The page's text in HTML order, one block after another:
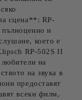
сцена**: RP-
пълноценно и
което е
RP-502S II
на
на звука в
предоставят
всеки филм,